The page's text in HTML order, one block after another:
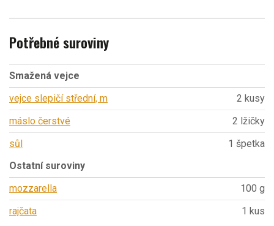
Potřebné suroviny
Smažená vejce
vejce slepičí střední, m
2 kusy
máslo čerstvé
2 lžičky
sůl
1 špetka
Ostatní suroviny
mozzarella
100 g
rajčata
1 kus